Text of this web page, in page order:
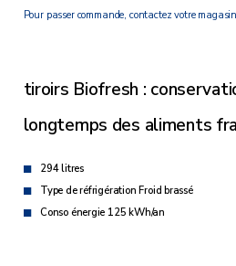
Pour passer commande, contactez votre
tiroirs Biofresh :
longtemps des aliments
294 litres
Type de réfrigération Froid brassé
Conso énergie 125 kWh/an